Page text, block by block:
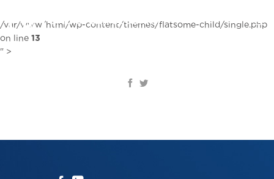
텐
로
KR
/var/www/html/wp-content/themes/flatsome-child/single.php
on line 13
" >